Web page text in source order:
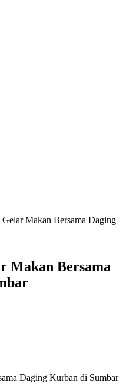
Makan Bersama Daging
Makan Bersama
Daging Kurban di Sumbar